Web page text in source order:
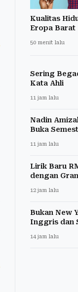
Kualitas
Eropa Barat
50 menit lalu
Sering
Kata Ahli
11 jam lalu
Nadin
Buka
11 jam lalu
Lirik Baru
dengan
12 jam lalu
Bukan New
Inggris dan
14 jam lalu